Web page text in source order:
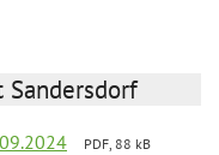
PDF, 88 kB